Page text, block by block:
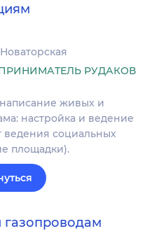
Новаторская
РУДАКОВ
написание живых и
настройка и ведение
социальных
площадки).